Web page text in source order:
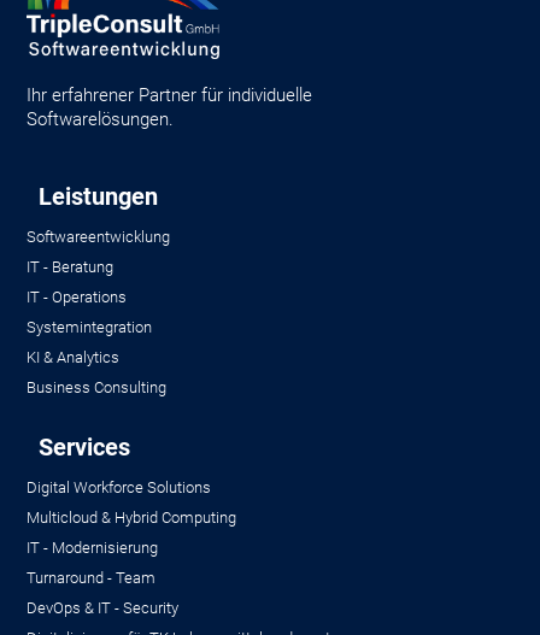
Ihr erfahrener Partner für individuelle
Softwarelösungen.
Leistungen
Softwareentwicklung
IT - Beratung
IT - Operations
Systemintegration
KI & Analytics
Business Consulting
Services
Digital Workforce Solutions
Multicloud & Hybrid Computing
IT - Modernisierung
Turnaround - Team
DevOps & IT - Security